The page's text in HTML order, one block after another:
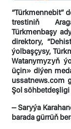
“Türkmennebit”
trestiniň
Türkmenbaşy
direktory,
ýolbaşçysy,
Watanymyzyň
üçin» diýen
ussatnews.com
Şol
– Saryýa
barada gürrüň